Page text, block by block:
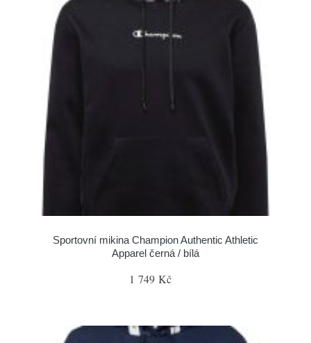
Sportovní mikina Champion Authentic Athletic
Apparel černá / bílá
1 749 Kč